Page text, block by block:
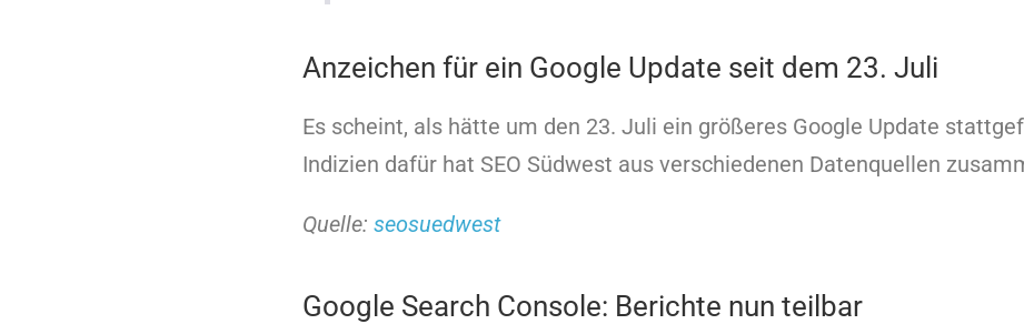
Anzeichen für ein Google Update seit dem 23. Juli
Es scheint, als hätte um den 23. Juli ein größeres Google Update
Indizien dafür hat SEO Südwest aus verschiedenen Datenquellen
Quelle: seosuedwest
Google Search Console: Berichte nun teilbar